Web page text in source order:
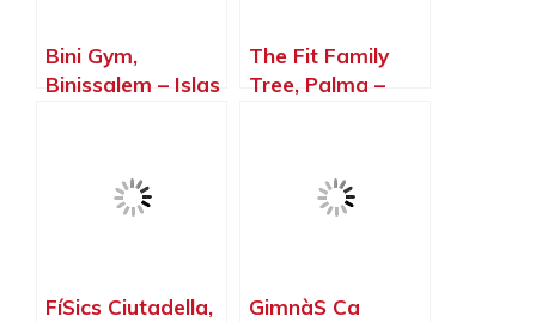
Bini Gym,
Binissalem – Islas
The Fit Family
Tree, Palma –
FíSics Ciutadella,
GimnàS Ca